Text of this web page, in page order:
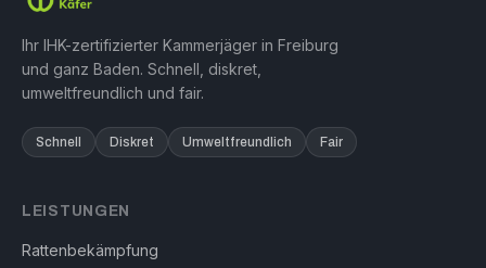
Ihr IHK-zertifizierter Kammerjäger in Freiburg
und ganz Baden. Schnell, diskret,
umweltfreundlich und fair.
Schnell Diskret Umweltfreundlich Fair
LEISTUNGEN
Rattenbekämpfung